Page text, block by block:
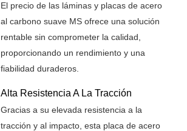
El precio de las láminas y placas de acero
al carbono suave MS ofrece una solución
rentable sin comprometer la calidad,
proporcionando un rendimiento y una
fiabilidad duraderos.
Alta Resistencia A La Tracción
Gracias a su elevada resistencia a la
tracción y al impacto, esta placa de acero